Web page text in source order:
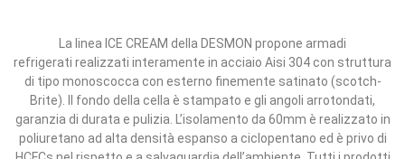
La linea ICE CREAM della DESMON propone armadi
refrigerati realizzati interamente in acciaio Aisi 304 con struttura
di tipo monoscocca con esterno finemente satinato (scotch-
Brite).
Il fondo della cella è stampato e gli angoli arrotondati,
garanzia di durata e pulizia. L’isolamento da 60mm è realizzato in
poliuretano ad alta densità espanso a ciclopentano ed è privo di